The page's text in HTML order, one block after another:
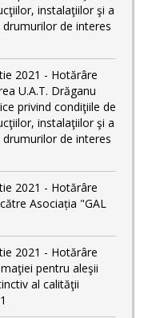
instalaţiilor şi a
de interes
2021 - Hotărâre
U.A.T. Drăganu
privind condiţiile de
instalaţiilor şi a
de interes
2021 - Hotărâre
Asociația "GAL
2021 - Hotărâre
pentru aleşii
al calităţii